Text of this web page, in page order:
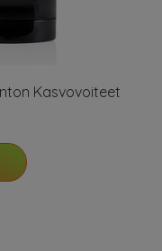
Kasvovoiteet